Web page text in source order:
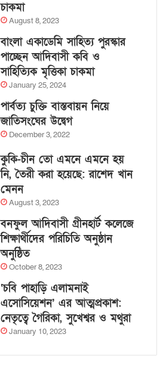
চাকমা
August 8, 2023
বাংলা একাডেমি সাহিত্য পুরস্কার
পাচ্ছেন আদিবাসী কবি ও
সাহিত্যিক মৃত্তিকা চাকমা
January 25, 2024
পার্বত্য চুক্তি বাস্তবায়ন নিয়ে
জাতিসংঘের উদ্বেগ
December 3, 2022
কুকি-চীন তো এমনে এমনে হয়
নি, তৈরী করা হয়েছে: রাশেদ খান
মেনন
August 3, 2023
বনফুল আদিবাসী গ্রীনহার্ট কলেজে
শিক্ষার্থীদের পরিচিতি অনুষ্ঠান
অনুষ্ঠিত
October 8, 2023
‘চবি পাহাড়ি এলামনাই
এসোসিয়েশন’ এর আত্মপ্রকাশ:
নেতৃত্বে গৈরিকা, সুখেশ্বর ও মথুরা
January 10, 2023